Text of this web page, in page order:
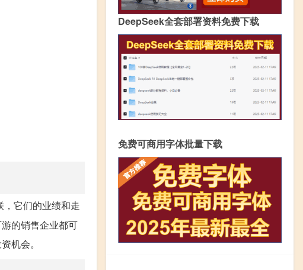
它们的业绩和走
的销售企业都可
机会。
DeepSeek全套部署资料免费下载
免费可商用字体批量下载